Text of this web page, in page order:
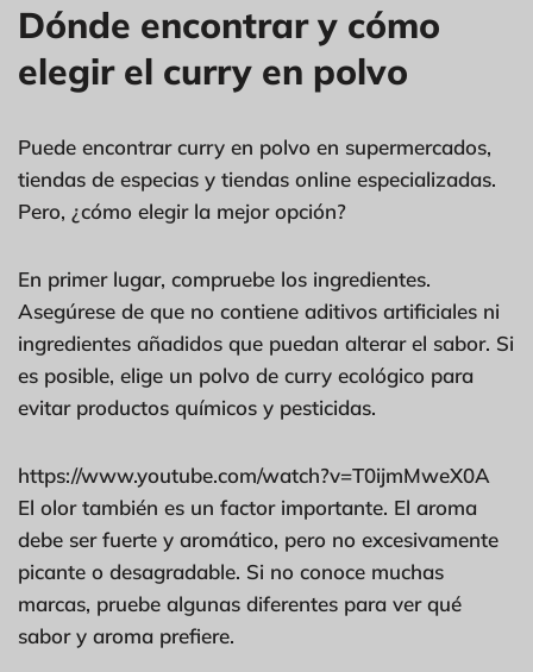
Dónde encontrar y cómo
elegir el curry en polvo
Puede encontrar curry en polvo en supermercados,
tiendas de especias y tiendas online especializadas.
Pero, ¿cómo elegir la mejor opción?
En primer lugar, compruebe los ingredientes.
Asegúrese de que no contiene aditivos artificiales ni
ingredientes añadidos que puedan alterar el sabor. Si
es posible, elige un polvo de curry ecológico para
evitar productos químicos y pesticidas.
https://www.youtube.com/watch?v=T0ijmMweX0A
El olor también es un factor importante. El aroma
debe ser fuerte y aromático, pero no excesivamente
picante o desagradable. Si no conoce muchas
marcas, pruebe algunas diferentes para ver qué
sabor y aroma prefiere.